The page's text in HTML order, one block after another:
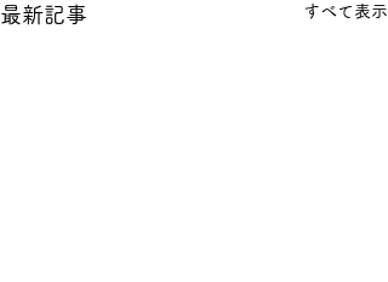
最新記事 すべて表示